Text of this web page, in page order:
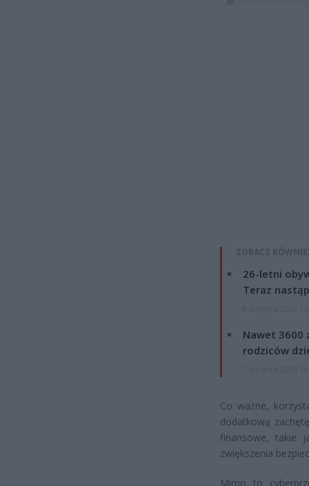
ZOBACZ
26-letni
Teraz
Nawet 3600
rodziców
Co ważne,
dodatkową
finansowe, takie
zwiększenia
Mimo to